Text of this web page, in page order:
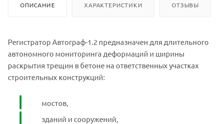
ОПИСАНИЕ ХАРАКТЕРИСТИКИ ОТЗЫВЫ
Регистратор Автограф-1.2 предназначен для длительного
автономного мониторинга деформаций и ширины
раскрытия трещин в бетоне на ответственных участках
строительных конструкций:
мостов,
зданий и сооружений,